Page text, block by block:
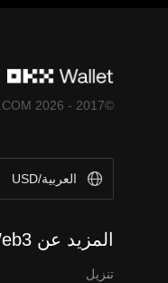
©2017 - 2026 WEB3.OKX.COM
العربية/USD
المزيد عن OKX Web3
تنزيل